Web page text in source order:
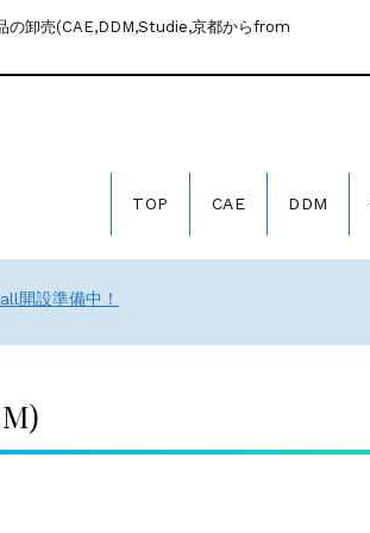
の卸売(CAE,DDM,Studie,京都からfrom
TOP CAE DDM
開設準備中！